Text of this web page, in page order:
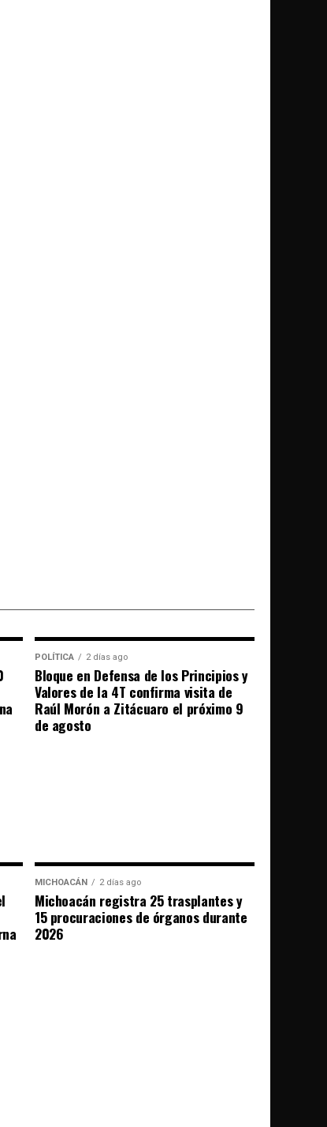
POLÍTICA 2 días ago
Bloque en Defensa de los Principios y
Valores de la 4T confirma visita de
Raúl Morón a Zitácuaro el próximo 9
de agosto
MICHOACÁN 2 días ago
Michoacán registra 25 trasplantes y
15 procuraciones de órganos durante
2026